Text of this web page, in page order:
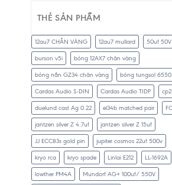
THẺ SẢN PHẨM
12au7 CHÂN VÀNG 12au7 mullard 50uf 50V
burson v5i bóng 12AX7 chân vàng
bóng nắn GZ34 chân vàng bóng tungsol 6550
Cardas Audio S-DIN Cardas Audio TIDP
duelund cast Ag 0.22 el34b matched pair
jantzen silver Z 4.7uf jantzen silver Z 15uf
JJ ECC83s gold pin jupiter cosmos 22uf 500v
kryo rca kryo spade Linlai E212 LL-1692A
lowther PM4A Mundorf AG+ 100uf/ 550V